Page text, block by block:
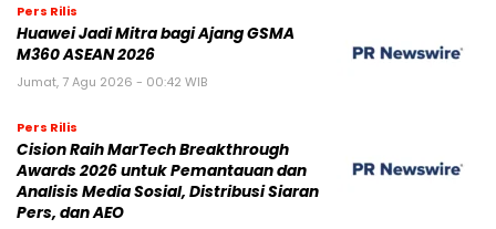
Pers Rilis
Huawei Jadi Mitra bagi Ajang GSMA
M360 ASEAN 2026
Jumat, 7 Agu 2026 - 00:42 WIB
Pers Rilis
Cision Raih MarTech Breakthrough
Awards 2026 untuk Pemantauan dan
Analisis Media Sosial, Distribusi Siaran
Pers, dan AEO